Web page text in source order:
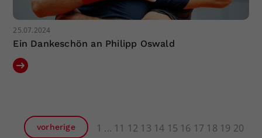
25.07.2024
Ein Dankeschön an Philipp Oswald
vorherige 1 11 12 13 14 15 16 17 18 19 20